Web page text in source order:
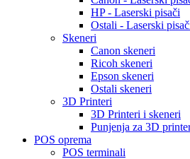
HP - Laserski pisači
Ostali - Laserski
Skeneri
Canon skeneri
Ricoh skeneri
Epson skeneri
Ostali skeneri
3D Printeri
3D Printeri i skeneri
Punjenja za 3D
POS oprema
POS terminali